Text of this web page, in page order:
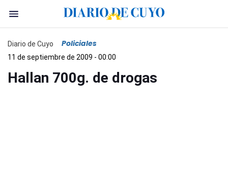
Diario de Cuyo Policiales
11 de septiembre de 2009 - 00:00
Hallan 700g. de drogas